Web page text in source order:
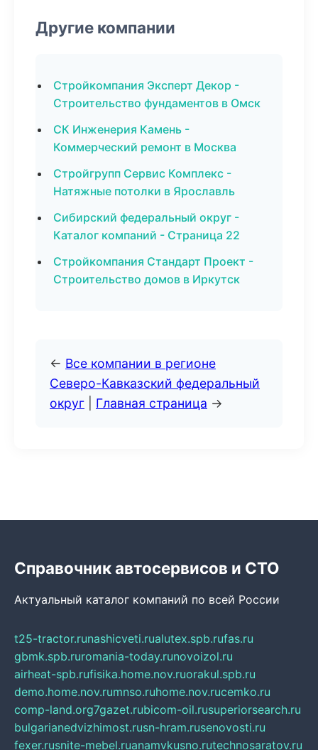
Другие компании
Стройкомпания Эксперт Декор -
Строительство фундаментов в Омск
СК Инженерия Камень -
Коммерческий ремонт в Москва
Стройгрупп Сервис Комплекс -
Натяжные потолки в Ярославль
Сибирский федеральный округ -
Каталог компаний - Страница 22
Стройкомпания Стандарт Проект -
Строительство домов в Иркутск
← Все компании в регионе
Северо-Кавказский федеральный
округ
Главная страница →
Справочник автосервисов и СТО
Актуальный каталог компаний по всей России
t25-tractor.runashicveti.rualutex.spb.rufas.ru
gbmk.spb.ruromania-today.runovoizol.ru
airheat-spb.rufisika.home.nov.ruorakul.spb.ru
demo.home.nov.rumnso.ruhome.nov.rucemko.ru
comp-land.org7gazet.rubicom-oil.rusuperiorsearch.ru
bulgarianedvizhimost.rusn-hram.rusenovosti.ru
fexer.rusnite-mebel.ruanamvkusno.rutechnosaratov.ru